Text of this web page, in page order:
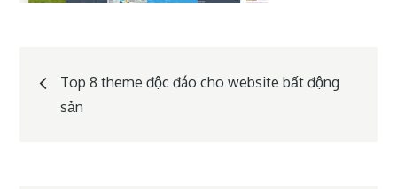
Post
navigation
Top 8 theme độc đáo cho website bất động
sản